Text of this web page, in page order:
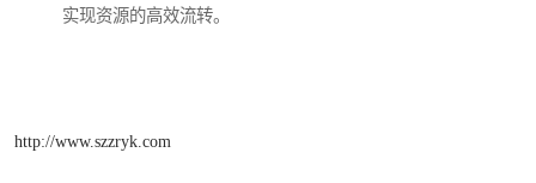
实现资源的高效流转。
http://www.szzryk.com